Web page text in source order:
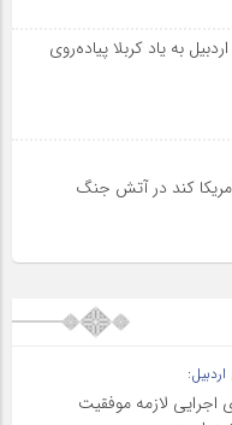
به یاد کربلا پیاده‌روی
کند در آتش جنگ
اجرایی لازمه موفقیت